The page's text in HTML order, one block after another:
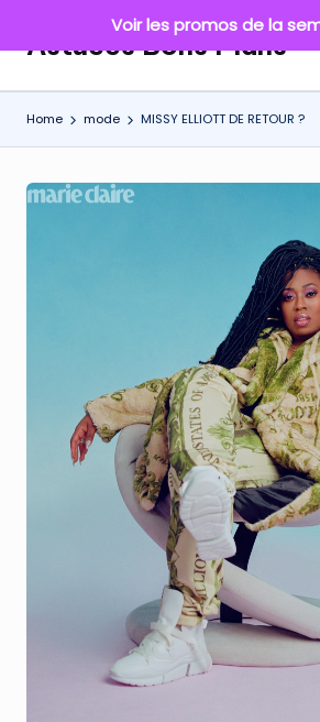
Skip
content
Astuces Bons Plans
Home mode MISSY ELLIOTT DE RETOUR ?
Voir les promos de la